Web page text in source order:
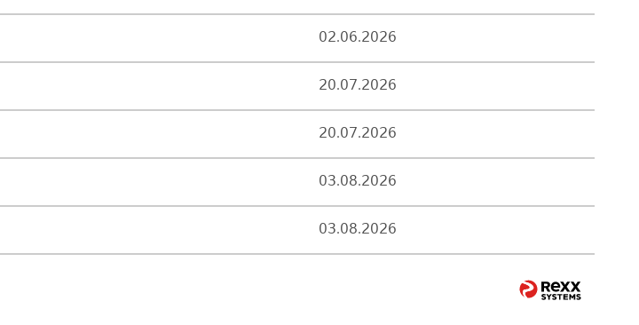
02.06.2026
20.07.2026
20.07.2026
03.08.2026
03.08.2026